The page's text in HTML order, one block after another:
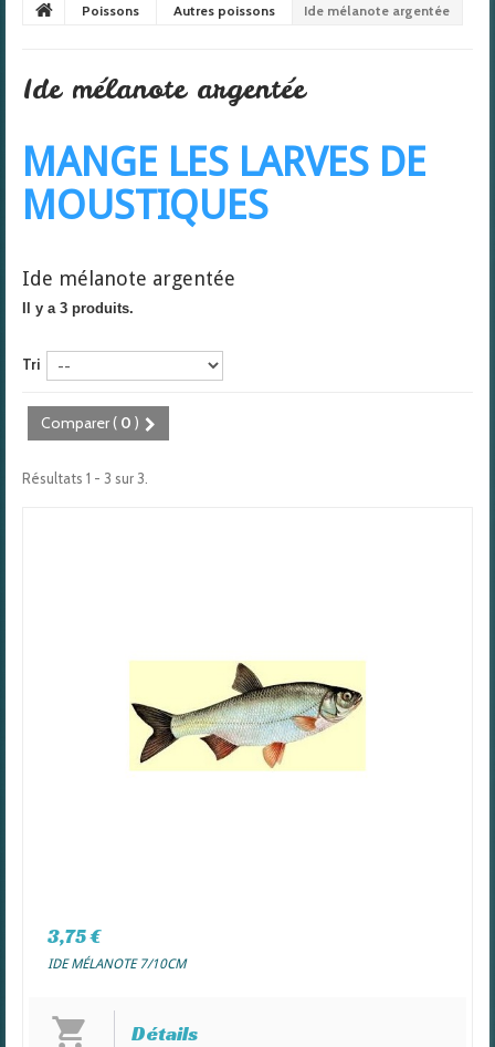
Poissons Autres poissons Ide mélanote argentée
Ide mélanote argentée
MANGE LES LARVES DE
MOUSTIQUES
Ide mélanote argentée
Il y a 3 produits.
Tri
Comparer ( 0 )
Résultats 1 - 3 sur 3.
3,75 €
IDE MÉLANOTE 7/10CM
Détails